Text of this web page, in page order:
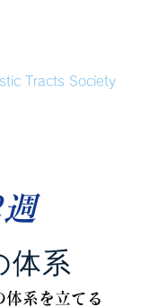
Tracts Society
体系
体系を立てる